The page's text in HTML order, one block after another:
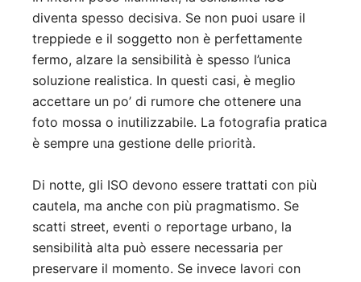
diventa spesso decisiva. Se non puoi usare il
treppiede e il soggetto non è perfettamente
fermo, alzare la sensibilità è spesso l’unica
soluzione realistica. In questi casi, è meglio
accettare un po’ di rumore che ottenere una
foto mossa o inutilizzabile. La fotografia pratica
è sempre una gestione delle priorità.
Di notte, gli ISO devono essere trattati con più
cautela, ma anche con più pragmatismo. Se
scatti street, eventi o reportage urbano, la
sensibilità alta può essere necessaria per
preservare il momento. Se invece lavori con